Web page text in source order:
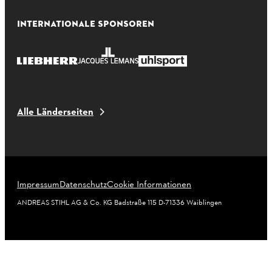
INTERNATIONALE SPONSOREN
Alle Länderseiten
ImpressumDatenschutzCookie Informationen
ANDREAS STIHL AG & Co. KG Badstraße 115 D-71336 Waiblingen